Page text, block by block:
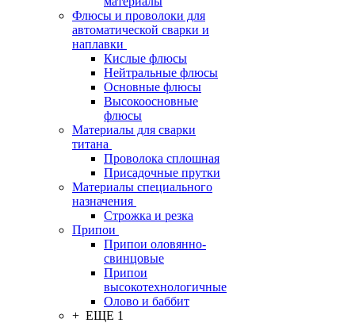
Флюсы и проволоки для
автоматической сварки и
наплавки
Кислые флюсы
Нейтральные флюсы
Основные флюсы
Высокоосновные
флюсы
Материалы для сварки
титана
Проволока сплошная
Присадочные прутки
Материалы специального
назначения
Строжка и резка
Припои
Припои оловянно-
свинцовые
Припои
высокотехнологичные
Олово и баббит
+ ЕЩЕ 1